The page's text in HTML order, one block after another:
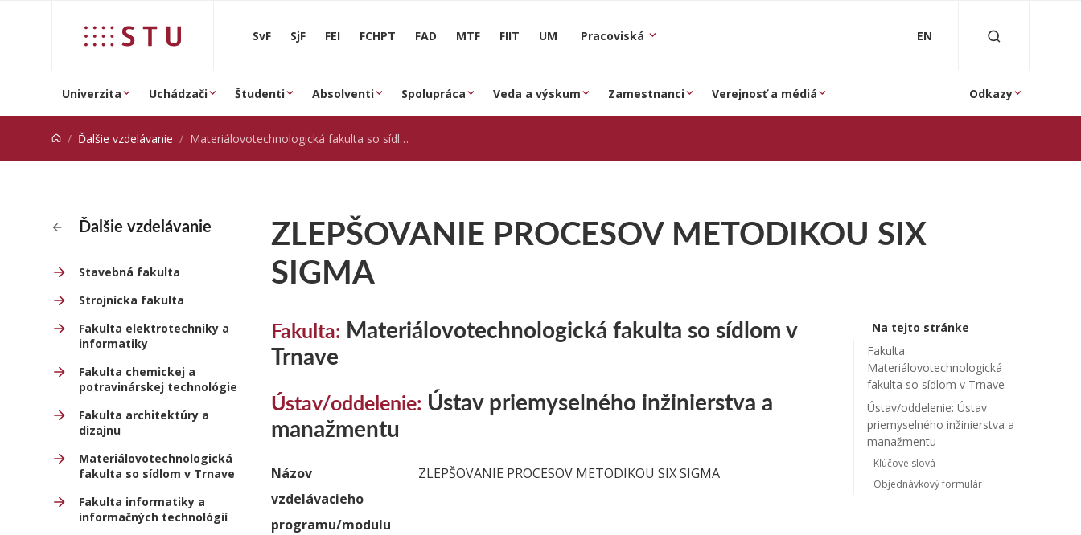
SvF SjF FEI FCHPT FAD MTF FIIT UM Pracoviská EN
Univerzita Uchádzači Študenti Absolventi Spolupráca Veda a výskum Zamestnanci Verejnosť a médiá Odkazy
Ďalšie vzdelávanie Materiálovotechnologická fakulta so sídlom v Trnave
Ďalšie vzdelávanie
Stavebná fakulta
Strojnícka fakulta
Fakulta elektrotechniky a
informatiky
Fakulta chemickej a
potravinárskej technológie
Fakulta architektúry a
dizajnu
Materiálovotechnologická
fakulta so sídlom v Trnave
Fakulta informatiky a
informačných technológií
ZLEPŠOVANIE PROCESOV METODIKOU SIX
SIGMA
Na tejto stránke
Fakulta:
Materiálovotechnologická
fakulta so sídlom v Trnave
Ústav/oddelenie: Ústav
priemyselného inžinierstva a
manažmentu
Kľúčové slová
Objednávkový formulár
Fakulta: Materiálovotechnologická fakulta so sídlom v
Trnave
Ústav/oddelenie: Ústav priemyselného inžinierstva a
manažmentu
Názov
vzdelávacieho
programu/modulu
ZLEPŠOVANIE PROCESOV METODIKOU SIX SIGMA